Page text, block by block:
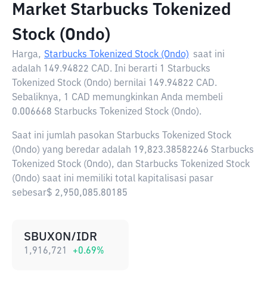
Market Starbucks Tokenized
Stock (Ondo)
Harga, Starbucks Tokenized Stock (Ondo) saat ini
adalah 149.94822 CAD. Ini berarti 1 Starbucks
Tokenized Stock (Ondo) bernilai 149.94822 CAD.
Sebaliknya, 1 CAD memungkinkan Anda membeli
0.006668 Starbucks Tokenized Stock (Ondo).
Saat ini jumlah pasokan Starbucks Tokenized Stock
(Ondo) yang beredar adalah 19,823.38582246 Starbucks
Tokenized Stock (Ondo), dan Starbucks Tokenized Stock
(Ondo) saat ini memiliki total kapitalisasi pasar
sebesar$ 2,950,085.80185
SBUXON/IDR
1,916,721 +0.69%